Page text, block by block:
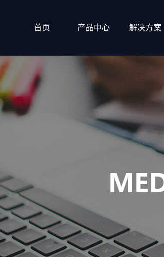
首页 产品中心 解决方案